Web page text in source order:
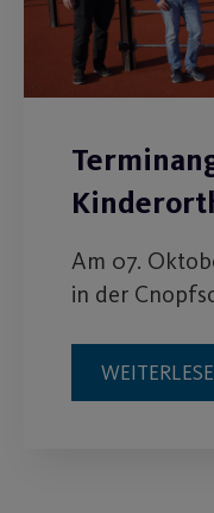
Am 07.
in der